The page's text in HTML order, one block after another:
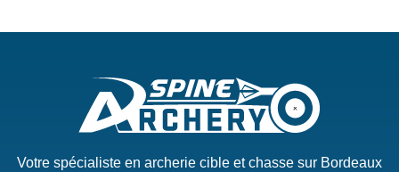
Votre spécialiste en archerie cible et chasse sur Bordeaux